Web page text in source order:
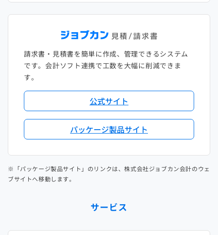
請求書・見積書を簡単に作成、管理できるシステム
です。会計ソフト連携で工数を大幅に削減できま
す。
公式サイト
パッケージ製品サイト
※「パッケージ製品サイト」のリンクは、株式会社ジョブカン会計のウェ
ブサイトへ移動します。
サービス